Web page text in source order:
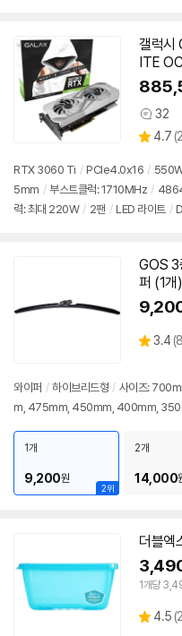
갤럭시
ITE
상
품
견
32
별
점
4.7 (
RTX 3060 Ti / PCIe4.0x16 /
5mm / 부스트클럭: 1710MHz /
력: 최대 220W / 2팬 / LED 라이트 /
GOS 3
퍼 (1개)
별
3.4 (
와이퍼 / 하이브리드형 / 사이즈:
m, 475mm, 450mm, 400mm,
2위
1개
9,200원
2개
14,000
더블엑
1개당
별
4.5 (